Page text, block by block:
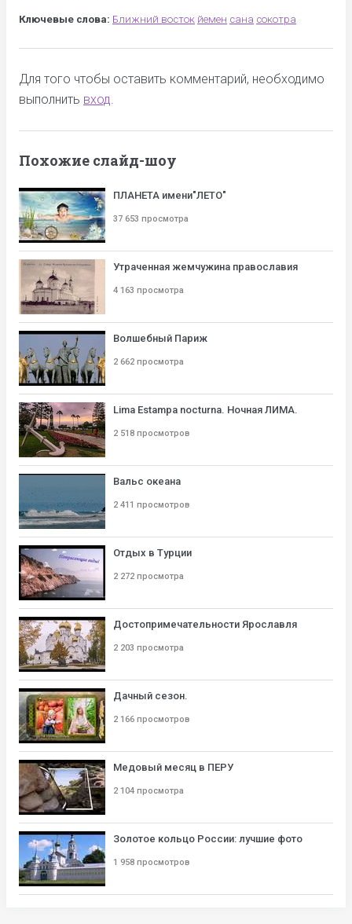
Ключевые слова: Ближний восток йемен сана сокотра
Для того чтобы оставить комментарий, необходимо
выполнить вход.
Похожие слайд-шоу
ПЛАНЕТА имени"ЛЕТО"
37 653 просмотра
Утраченная жемчужина православия
4 163 просмотра
Волшебный Париж
2 662 просмотра
Lima Estampa nocturna. Ночная ЛИМА.
2 518 просмотров
Вальс океана
2 411 просмотров
Отдых в Турции
2 272 просмотра
Достопримечательности Ярославля
2 203 просмотра
Дачный сезон.
2 166 просмотров
Медовый месяц в ПЕРУ
2 104 просмотра
Золотое кольцо России: лучшие фото
1 958 просмотров